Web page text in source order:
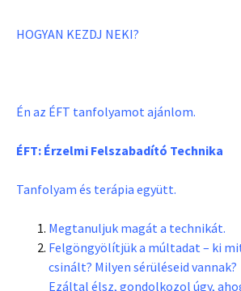
HOGYAN KEZDJ NEKI?
Én az ÉFT tanfolyamot ajánlom.
ÉFT: Érzelmi Felszabadító Technika
Tanfolyam és terápia együtt.
Megtanuljuk magát a technikát.
Felgöngyölítjük a múltadat – ki
csinált? Milyen sérüléseid vannak?
Ezáltal élsz, gondolkozol úgy,